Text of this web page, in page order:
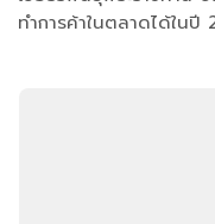
ทำการค้าในตลาดได้ในปี